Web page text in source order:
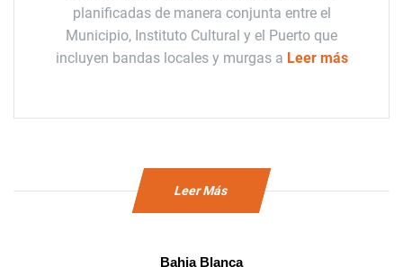
planificadas de manera conjunta entre el
Municipio, Instituto Cultural y el Puerto que
incluyen bandas locales y murgas a Leer más
Leer Más
Bahia Blanca